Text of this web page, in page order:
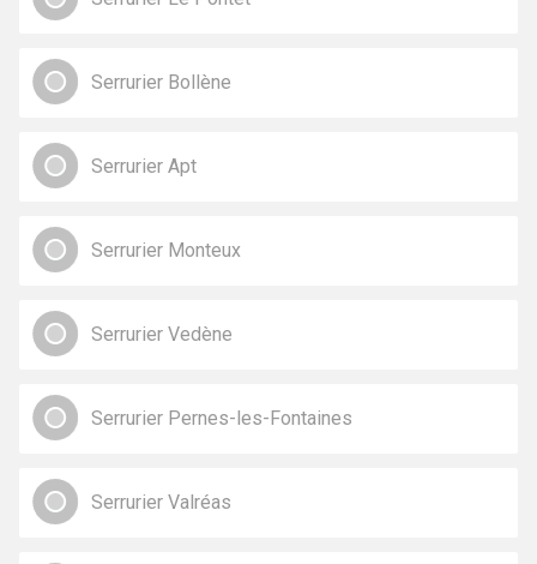
Serrurier Bollène
Serrurier Apt
Serrurier Monteux
Serrurier Vedène
Serrurier Pernes-les-Fontaines
Serrurier Valréas